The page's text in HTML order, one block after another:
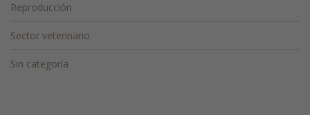
Reproducción
Sector veterinario
Sin categoría